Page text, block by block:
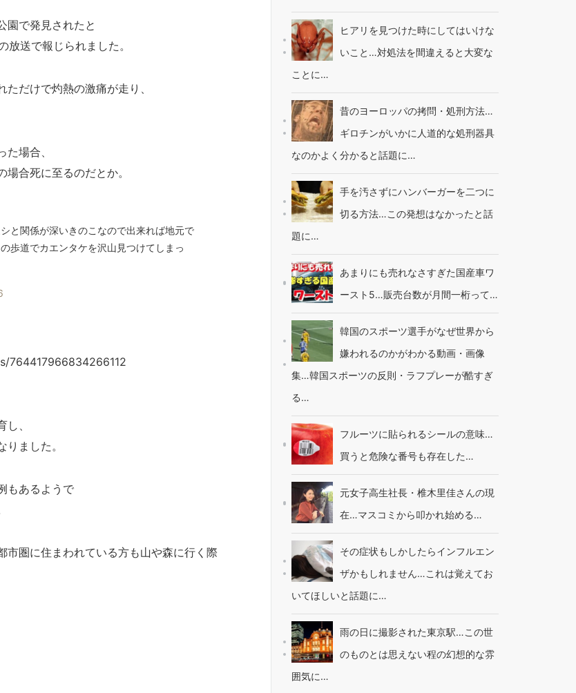
園で発見されたと
送で報じられました。
だけで灼熱の激痛が走り、
場合、
合死に至るのだとか。
と関係が深いきのこなので出来れば地元で
歩道でカエンタケを沢山見つけてしまっ
764417966834266112
、
ました。
もあるようで
圏に住まわれている方も山や森に行く際
ヒアリを見つけた時にしてはいけな
いこと…対処法を間違えると大変な
ことに…
昔のヨーロッパの拷問・処刑方法…
ギロチンがいかに人道的な処刑器具
なのかよく分かると話題に…
手を汚さずにハンバーガーを二つに
切る方法…この発想はなかったと話
題に…
あまりにも売れなさすぎた国産車ワ
ースト5…販売台数が月間一桁って…
韓国のスポーツ選手がなぜ世界から
嫌われるのかがわかる動画・画像
集…韓国スポーツの反則・ラフプレーが酷すぎ
る…
フルーツに貼られるシールの意味…
買うと危険な番号も存在した…
元女子高生社長・椎木里佳さんの現
在…マスコミから叩かれ始める…
その症状もしかしたらインフルエン
ザかもしれません…これは覚えてお
いてほしいと話題に…
雨の日に撮影された東京駅…この世
のものとは思えない程の幻想的な雰
囲気に…